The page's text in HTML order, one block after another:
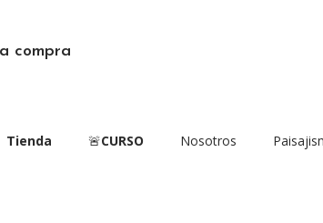
compra
Tienda 🚨CURSO Nosotros